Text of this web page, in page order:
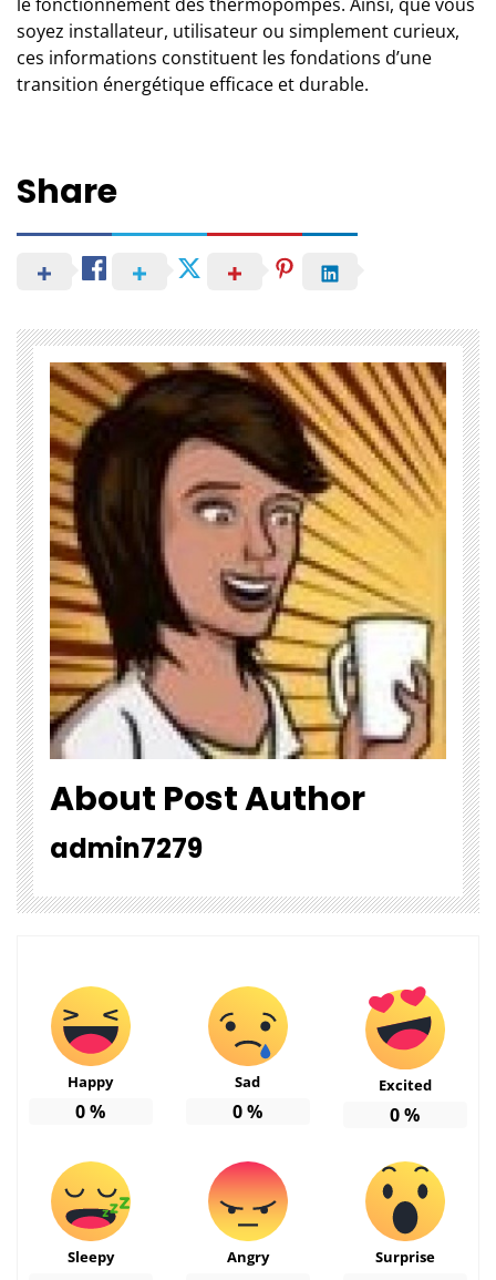
soyez installateur, utilisateur ou simplement curieux,
ces informations constituent les fondations d’une
transition énergétique efficace et durable.
Share
About Post Author
admin7279
Happy
0%
Sad
0%
Excited
0%
Sleepy Angry Surprise